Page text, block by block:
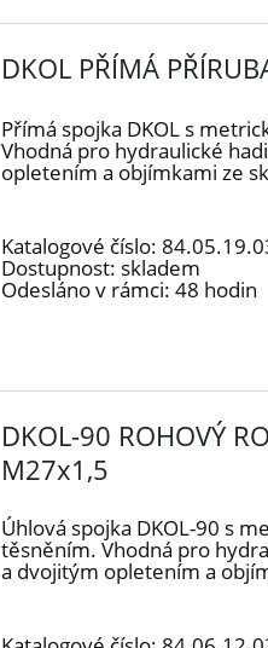
DKOL PŘÍMÁ
Přímá spojka DKOL s
Vhodná pro hydraulické
opletením a objímkami ze
Katalogové číslo:
Dostupnost: skladem
Odesláno v rámci: 48 hodin
DKOL-90 ROHOVÝ
M27x1,5
Úhlová spojka DKOL-90 s
těsněním. Vhodná pro
a dvojitým opletením a